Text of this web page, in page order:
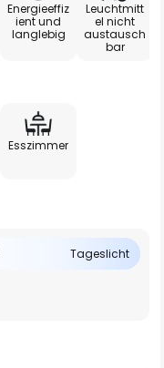
Energieeffiz
ient und
langlebig
Leuchtmitt
el nicht
austausch
bar
Esszimmer
Tageslicht